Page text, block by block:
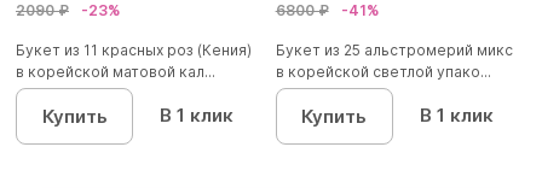
2090 ₽ -23%
Букет из 11 красных роз (Кения)
в корейской матовой кал...
Купить В 1 клик
6800 ₽ -41%
Букет из 25 альстромерий микс
в корейской светлой упако...
Купить В 1 клик